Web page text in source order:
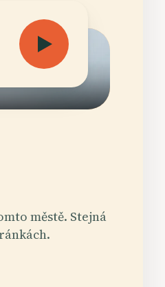
městě. Stejná